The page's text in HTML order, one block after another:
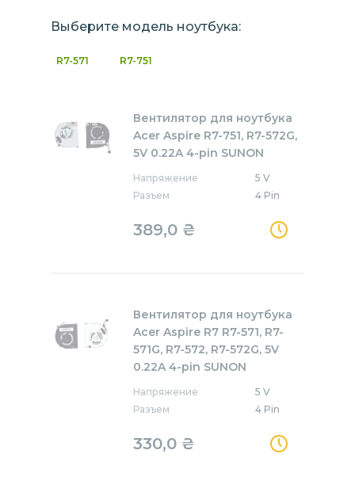
Выберите модель ноутбука:
R7-571 R7-751
Вентилятор для ноутбука
Acer Aspire R7-751, R7-572G,
5V 0.22A 4-pin SUNON
Напряжение
5 V
Разъем
4 Pin
389,0 ₴
Вентилятор для ноутбука
Acer Aspire R7 R7-571, R7-
571G, R7-572, R7-572G, 5V
0.22A 4-pin SUNON
Напряжение
5 V
Разъем
4 Pin
330,0 ₴